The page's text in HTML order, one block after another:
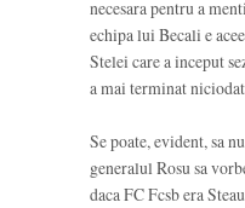
necesara pentru a
echipa lui Becali e
Stelei care a inceput
a mai terminat
Se poate, evident, sa
generalul Rosu sa
daca FC Fcsb era